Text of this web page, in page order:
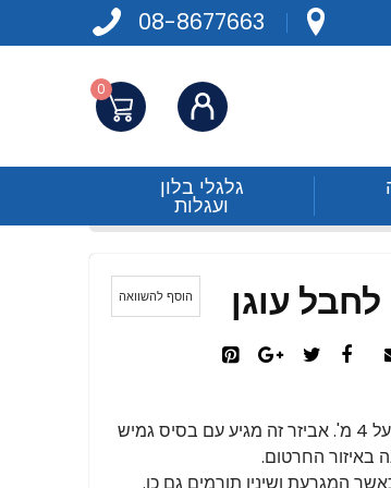
08-8677663
התחברות 0
גלגלי בלון
ועגלות
מיועד כדי לתפוס חבל עוגן, כלול כסטנדרט בסירות Kolibri מעל 4 מ'. אביזר זה מגיע עם בסיס גמיש
באיזור החרטום.
הוסף להשוואה